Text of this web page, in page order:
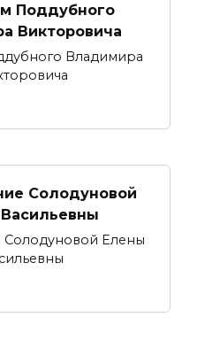
Поддубного
Викторовича
Владимира
Солодуновой
Солодуновой Елены